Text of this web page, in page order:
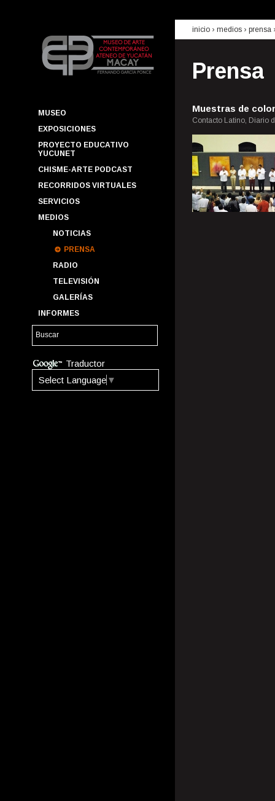
MUSEO
EXPOSICIONES
PROYECTO EDUCATIVO
YUCUNET
CHISME-ARTE PODCAST
RECORRIDOS VIRTUALES
SERVICIOS
MEDIOS
NOTICIAS
PRENSA
RADIO
TELEVISIÓN
GALERÍAS
INFORMES
Traductor
Select Language ▼
inicio › medios › prensa
Prensa
Muestras de
Contacto Latino, Diario